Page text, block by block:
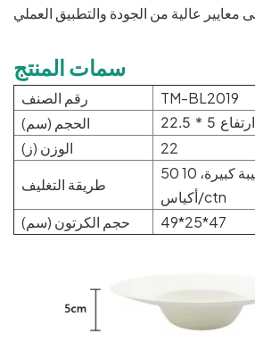
سمات المنتج
رقم الصنف
TM-BL2019
الحجم (سم)
22.5 * ارتفاع 5
الوزن (ز)
22
طريقة التغليف
50 قطعة/حقيبة كبيرة، 10
أكياس/ctn
حجم الكرتون (سم)
49*25*47